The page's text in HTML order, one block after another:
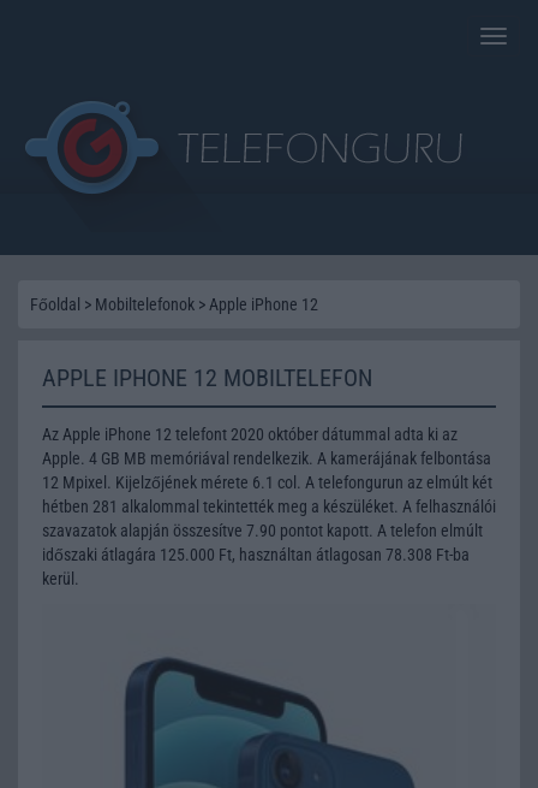
Toggle
Főoldal > Mobiltelefonok > Apple iPhone 12
APPLE IPHONE 12 MOBILTELEFON
Az Apple iPhone 12 telefont 2020 október dátummal adta ki az
Apple. 4 GB MB memóriával rendelkezik. A kamerájának felbontása
12 Mpixel. Kijelzőjének mérete 6.1 col. A telefongurun az elmúlt két
hétben 281 alkalommal tekintették meg a készüléket. A felhasználói
szavazatok alapján összesítve 7.90 pontot kapott. A telefon elmúlt
időszaki átlagára 125.000 Ft, használtan átlagosan 78.308 Ft-ba
kerül.